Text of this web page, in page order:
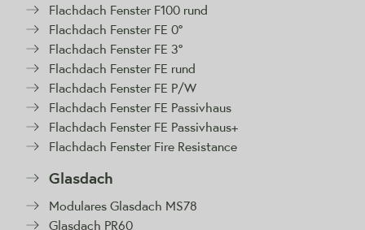
Flachdach Fenster F100 rund
Flachdach Fenster FE 0°
Flachdach Fenster FE 3°
Flachdach Fenster FE rund
Flachdach Fenster FE P/W
Flachdach Fenster FE Passivhaus
Flachdach Fenster FE Passivhaus+
Flachdach Fenster Fire Resistance
Glasdach
Modulares Glasdach MS78
Glasdach PR60